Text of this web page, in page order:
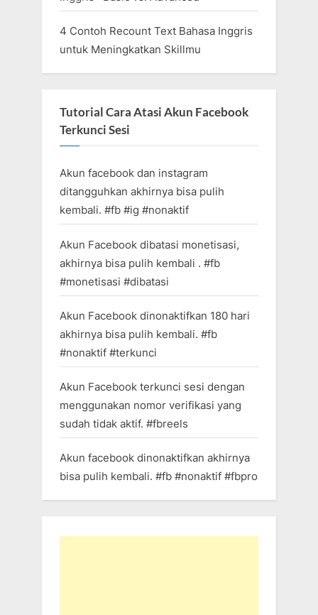
4 Contoh Recount Text Bahasa Inggris
untuk Meningkatkan Skillmu
Tutorial Cara Atasi Akun Facebook
Terkunci Sesi
Akun facebook dan instagram
ditangguhkan akhirnya bisa pulih
kembali. #fb #ig #nonaktif
Akun Facebook dibatasi monetisasi,
akhirnya bisa pulih kembali . #fb
#monetisasi #dibatasi
Akun Facebook dinonaktifkan 180 hari
akhirnya bisa pulih kembali. #fb
#nonaktif #terkunci
Akun Facebook terkunci sesi dengan
menggunakan nomor verifikasi yang
sudah tidak aktif. #fbreels
Akun facebook dinonaktifkan akhirnya
bisa pulih kembali. #fb #nonaktif #fbpro